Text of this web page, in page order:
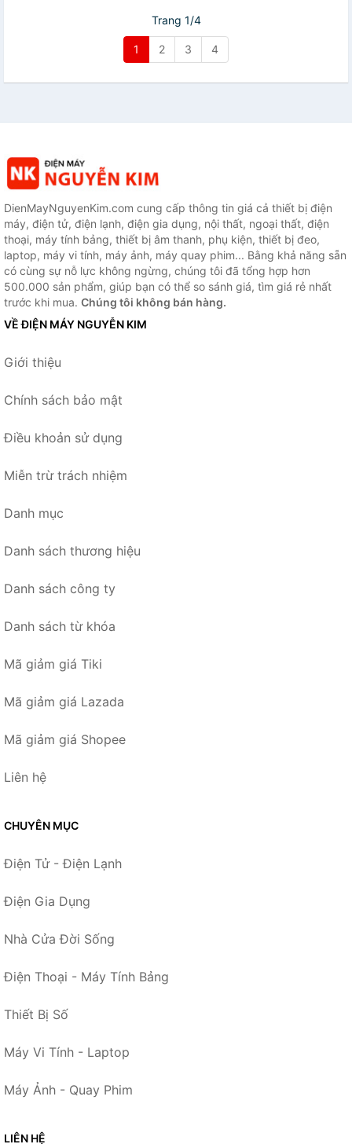
Trang 1/4
1 2 3 4
DienMayNguyenKim.com cung cấp thông tin giá cả thiết bị điện
máy, điện tử, điện lạnh, điện gia dụng, nội thất, ngoại thất, điện
thoại, máy tính bảng, thiết bị âm thanh, phụ kiện, thiết bị đeo,
laptop, máy vi tính, máy ảnh, máy quay phim... Bằng khả năng sẵn
có cùng sự nỗ lực không ngừng, chúng tôi đã tổng hợp hơn
500.000 sản phẩm, giúp bạn có thể so sánh giá, tìm giá rẻ nhất
trước khi mua. Chúng tôi không bán hàng.
VỀ ĐIỆN MÁY NGUYỄN KIM
Giới thiệu
Chính sách bảo mật
Điều khoản sử dụng
Miễn trừ trách nhiệm
Danh mục
Danh sách thương hiệu
Danh sách công ty
Danh sách từ khóa
Mã giảm giá Tiki
Mã giảm giá Lazada
Mã giảm giá Shopee
Liên hệ
CHUYÊN MỤC
Điện Tử - Điện Lạnh
Điện Gia Dụng
Nhà Cửa Đời Sống
Điện Thoại - Máy Tính Bảng
Thiết Bị Số
Máy Vi Tính - Laptop
Máy Ảnh - Quay Phim
LIÊN HỆ